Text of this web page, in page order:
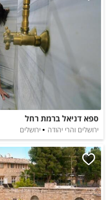
ספא דניאל ברמת רחל
ירושלים והרי יהודה ירושלים